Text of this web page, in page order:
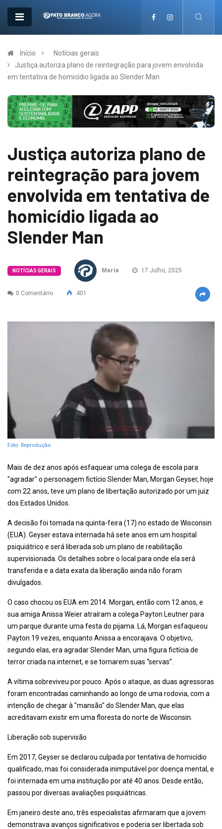
Início
Notícias gerais
Justiça autoriza plano de reintegração para jovem envolvida
em tentativa de homicídio ligada ao Slender Man
Justiça autoriza plano de
reintegração para jovem
envolvida em tentativa de
homicídio ligada ao
Slender Man
NOTÍCIAS GERAIS Maria 17 Julho, 2025
0 Comentário 401
Foto: Reprodução
Mais de dez anos após esfaquear uma colega de escola para
"agradar" o personagem fictício Slender Man, Morgan Geyser, hoje
com 22 anos, teve um plano de libertação autorizado por um juiz
dos Estados Unidos.
A decisão foi tomada na quinta-feira (17) no estado de Wisconsin
(EUA). Geyser estava internada há sete anos em um hospital
psiquiátrico e será liberada sob um plano de reabilitação
supervisionada. Os detalhes sobre o local para onde ela será
transferida e a data exata da liberação ainda não foram
divulgados.
O caso chocou os EUA em 2014. Morgan, então com 12 anos, e
sua amiga Anissa Weier atraíram a colega Payton Leutner para
um parque durante uma festa do pijama. Lá, Morgan esfaqueou
Payton 19 vezes, enquanto Anissa a encorajava. O objetivo,
segundo elas, era agradar Slender Man, uma figura fictícia de
terror criada na internet, e se tornarem suas “servas”.
A vítima sobreviveu por pouco. Após o ataque, as duas agressoras
foram encontradas caminhando ao longo de uma rodovia, com a
intenção de chegar à "mansão" do Slender Man, que elas
acreditavam existir em uma floresta do norte de Wisconsin.
Liberação sob supervisão
Em 2017, Geyser se declarou culpada por tentativa de homicídio
qualificado, mas foi considerada inimputável por doença mental, e
foi internada em uma instituição por até 40 anos. Desde então,
passou por diversas avaliações psiquiátricas.
Em janeiro deste ano, três especialistas afirmaram que a jovem
demonstrava avanços significativos e poderia ser libertada sob